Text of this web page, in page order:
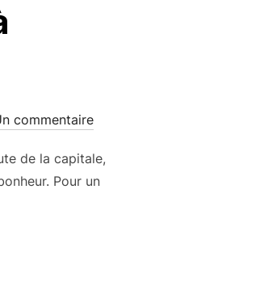
commentaire
de la capitale,
Pour un
À FONTAINEBLEAU »